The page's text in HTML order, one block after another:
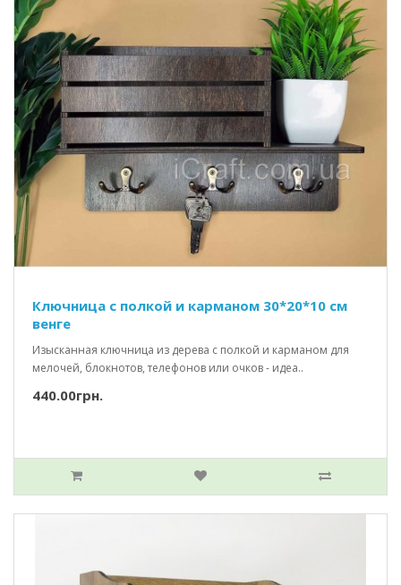
Ключница с полкой и карманом 30*20*10 см
венге
Изысканная ключница из дерева с полкой и карманом для
мелочей, блокнотов, телефонов или очков - идеа..
440.00грн.